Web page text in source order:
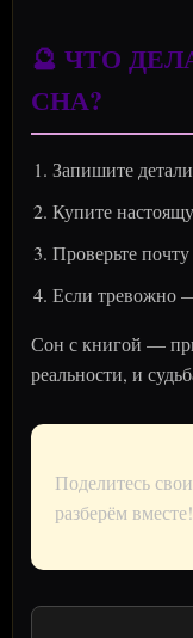
🔮 ЧТО
СНА?
Запишите
Купите
Проверьте
Если тревожно
Сон с книгой —
реальности, и
Поделитесь
разберём вместе!